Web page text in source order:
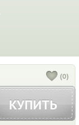
(0)
КУПИТЬ